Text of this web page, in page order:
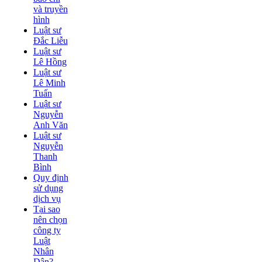
và truyền
hình
Luật sư
Đắc Liễu
Luật sư
Lê Hồng
Luật sư
Lê Minh
Tuấn
Luật sư
Nguyễn
Anh Văn
Luật sư
Nguyễn
Thanh
Bình
Quy định
sử dụng
dịch vụ
Tại sao
nên chọn
công ty
Luật
Nhân